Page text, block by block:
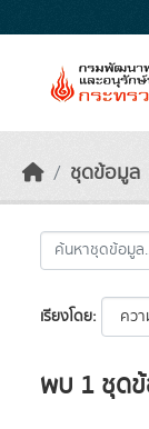
ชุดข้อมูล
เรียงโดย
พบ 1 ชุด